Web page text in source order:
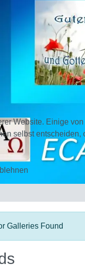
Galleries Found
Website. Einige
selbst